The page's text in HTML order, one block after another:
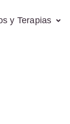
y Terapias